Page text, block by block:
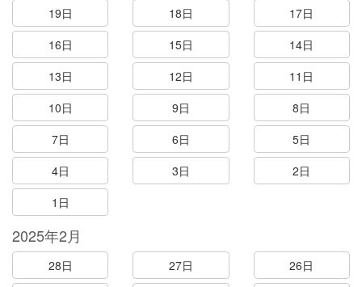
19日
18日
17日
16日
15日
14日
13日
12日
11日
10日
9日
8日
7日
6日
5日
4日
3日
2日
1日
2025年2月
28日 27日
26日